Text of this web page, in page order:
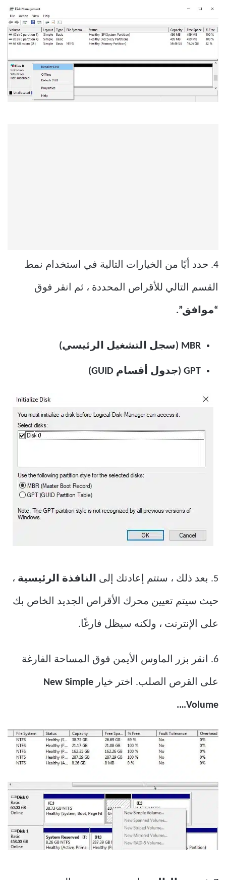
4. حدد أيًا من الخيارات التالية في استخدام نمط
القسم التالي للأقراص المحددة ، ثم انقر فوق
“موافق”.
MBR (سجل التشغيل الرئيسي)
GPT (جدول أقسام GUID)
5. بعد ذلك ، ستتم إعادتك إلى النافذة الرئيسية ،
حيث سيتم تعيين محرك الأقراص الجديد الخاص بك
على الإنترنت ، ولكنه سيظل فارغًا.
6. انقر بزر الماوس الأيمن فوق المساحة الفارغة
على القرص الصلب. اختر خيار New Simple
Volume….